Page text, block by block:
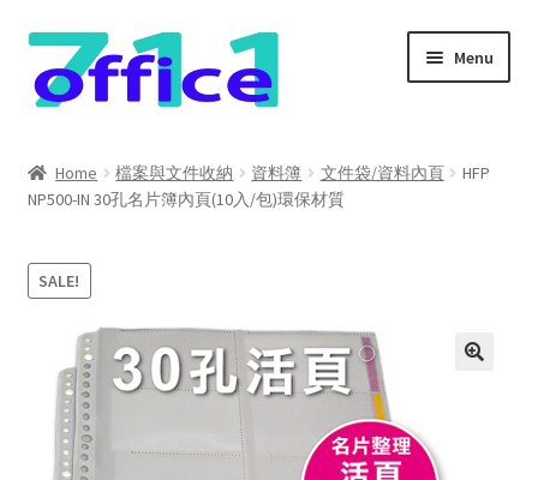
Skip
to
navigation
Skip
to
content
Menu
我的帳號
結帳
聯絡我們
購物車
關於我們
Home 檔案與文件收納 資料簿 文件袋/資料內頁
HFP
NP500-IN 30孔名片簿內頁(10入/包)環保材質
SALE!